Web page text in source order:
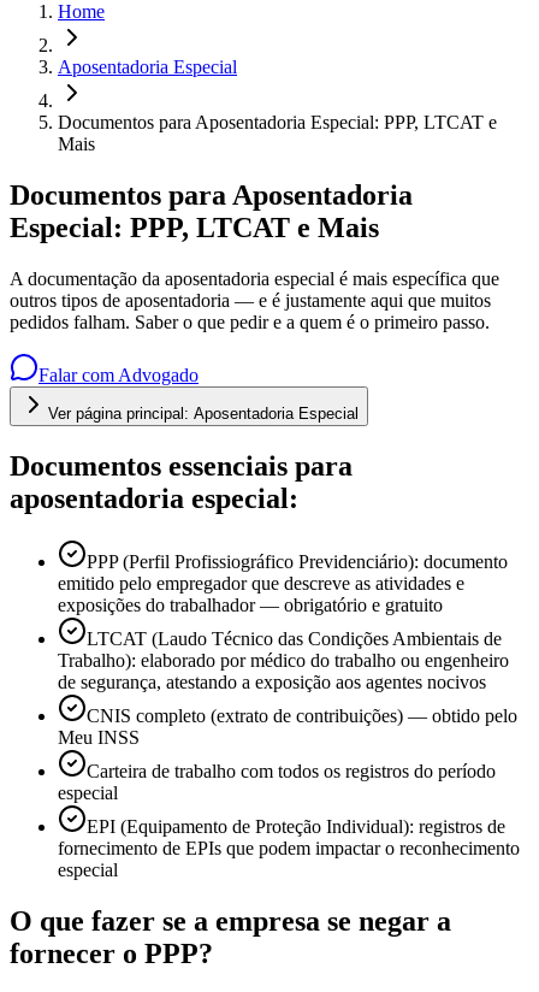
Home
Aposentadoria Especial
Documentos para Aposentadoria Especial: PPP, LTCAT e
Mais
Documentos para Aposentadoria
Especial: PPP, LTCAT e Mais
A documentação da aposentadoria especial é mais específica que
outros tipos de aposentadoria — e é justamente aqui que muitos
pedidos falham. Saber o que pedir e a quem é o primeiro passo.
Falar com Advogado
Ver página principal: Aposentadoria Especial
Documentos essenciais para
aposentadoria especial:
PPP (Perfil Profissiográfico Previdenciário): documento
emitido pelo empregador que descreve as atividades e
exposições do trabalhador — obrigatório e gratuito
LTCAT (Laudo Técnico das Condições Ambientais de
Trabalho): elaborado por médico do trabalho ou engenheiro
de segurança, atestando a exposição aos agentes nocivos
CNIS completo (extrato de contribuições) — obtido pelo
Meu INSS
Carteira de trabalho com todos os registros do período
especial
EPI (Equipamento de Proteção Individual): registros de
fornecimento de EPIs que podem impactar o reconhecimento
especial
O que fazer se a empresa se negar a
fornecer o PPP?